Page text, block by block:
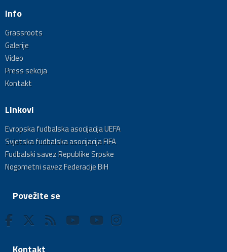
Info
Grassroots
Galerije
Video
Press sekcija
Kontakt
Linkovi
Evropska fudbalska asocijacija UEFA
Svjetska fudbalska asocijacija FIFA
Fudbalski savez Republike Srpske
Nogometni savez Federacije BiH
Povežite se
Kontakt